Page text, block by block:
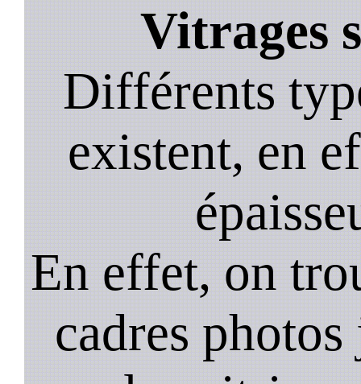
Vitrages
Différents
existent, en
En effet, on
cadres